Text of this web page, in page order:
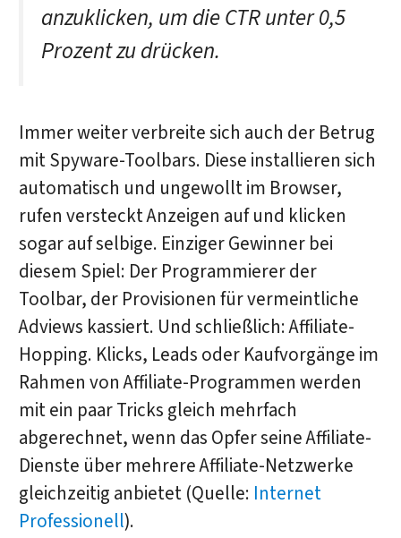
anzuklicken, um die CTR unter 0,5
Prozent zu drücken.
Immer weiter verbreite sich auch der Betrug
mit Spyware-Toolbars. Diese installieren sich
automatisch und ungewollt im Browser,
rufen versteckt Anzeigen auf und klicken
sogar auf selbige. Einziger Gewinner bei
diesem Spiel: Der Programmierer der
Toolbar, der Provisionen für vermeintliche
Adviews kassiert. Und schließlich: Affiliate-
Hopping. Klicks, Leads oder Kaufvorgänge im
Rahmen von Affiliate-Programmen werden
mit ein paar Tricks gleich mehrfach
abgerechnet, wenn das Opfer seine Affiliate-
Dienste über mehrere Affiliate-Netzwerke
gleichzeitig anbietet (Quelle: Internet
Professionell).